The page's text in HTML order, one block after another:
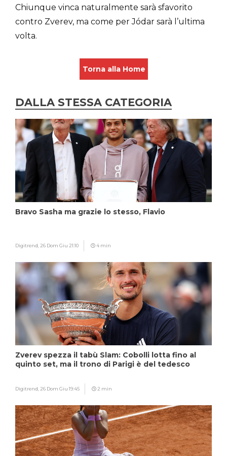
Chiunque vinca naturalmente sarà sfavorito
contro Zverev, ma come per Jódar sarà l’ultima
volta.
Torna alla Home
DALLA STESSA CATEGORIA
Bravo Sasha ma grazie lo stesso, Flavio
Digitrend, 26 Dom Giu 21:10 4 min
Zverev spezza il tabù Slam: Cobolli lotta fino al
quinto set, ma il trono di Parigi è del tedesco
Digitrend, 26 Dom Giu 19:45 2 min